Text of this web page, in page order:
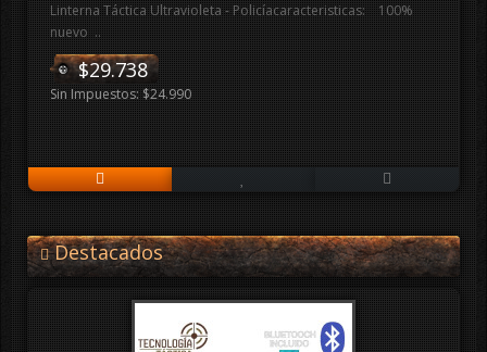
Linterna Táctica Ultravioleta - Policíacaracteristicas: 100%
nuevo ..
$29.738
Sin Impuestos: $24.990
Destacados